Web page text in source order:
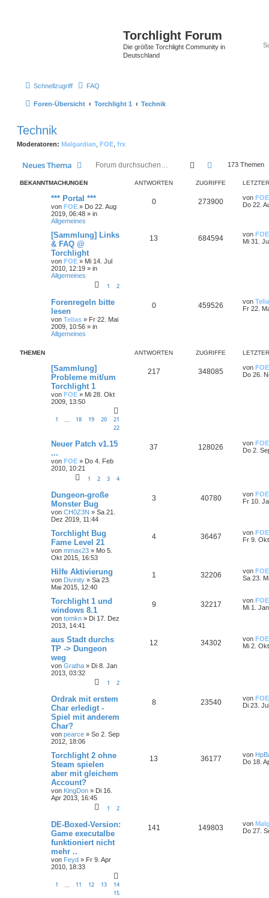
Torchlight Forum
Die größte Torchlight Community in
Deutschland
Schnellzugriff FAQ
Foren-Übersicht Torchlight 1 Technik
Technik
Moderatoren: Malgardian FOE frx
Neues Thema Suche Erweiterte
173 Themen
BEKANNTMACHUNGEN ANTWORTEN ZUGRIFFE
*** Portal ***
von FOE » Do 22. Aug
2019, 06:48 » in
Allgemeines
0 273900 von FOE
Do 22.
[Sammlung] Links
& FAQ @
Torchlight
von FOE » Mi 14. Jul
2010, 12:19 » in
Allgemeines
1 2
13 684594 von FOE
Mi 31.
Forenregeln bitte
lesen
von Telias » Fr 22. Mai
2009, 10:56 » in
Allgemeines
0 459526 von
Fr 22.
THEMEN ANTWORTEN ZUGRIFFE
[Sammlung]
Probleme mit/um
Torchlight 1
von FOE » Mi 28. Okt
2009, 13:50
1 18 19 20
21
22
217 348085 von FOE
Do 26.
Neuer Patch v1.15
...
von FOE » Do 4. Feb
2010, 10:21
1 2 3 4
37 128026 von FOE
Do 2.
Dungeon-große
Monster Bug
von CH0Z3N » Sa 21.
Dez 2019, 11:44
3 40780 von FOE
Fr 10.
Torchlight Bug
Fame Level 21
von mmax23 » Mo 5.
Okt 2015, 16:53
4 36467 von FOE
Fr 9.
Hilfe Aktivierung
von Divinity » Sa 23.
Mai 2015, 12:40
1 32206 von FOE
Sa 23.
Torchlight 1 und
windows 8.1
von tomkn » Di 17. Dez
2013, 14:41
9 32217 von FOE
Mi 1.
aus Stadt durchs
TP -> Dungeon
weg
von Gratha » Di 8. Jan
2013, 03:32
1 2
12 34302 von FOE
Mi 2.
Ordrak mit erstem
Char erledigt -
Spiel mit anderem
Char?
von pearce » So 2. Sep
2012, 18:06
8 23540 von FOE
Di 23.
Torchlight 2 ohne
Steam spielen
aber mit gleichem
Account?
von KingDon » Di 16.
Apr 2013, 16:45
1 2
13 36177 von
Do 18.
DE-Boxed-Version:
Game executalbe
funktioniert nicht
mehr ..
von Feyd » Fr 9. Apr
2010, 18:33
1 11 12 13
14
15
141 149803 von
Do 27.